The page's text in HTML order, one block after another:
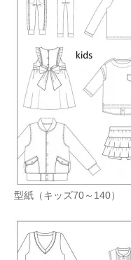
型紙（キッズ70～140）